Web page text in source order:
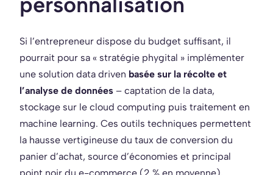
Si l’entrepreneur dispose du budget suffisant, il
pourrait pour sa « stratégie phygital » implémenter
une solution data driven basée sur la récolte et
l’analyse de données – captation de la data,
stockage sur le cloud computing puis traitement en
machine learning. Ces outils techniques permettent
la hausse vertigineuse du taux de conversion du
panier d’achat, source d’économies et principal